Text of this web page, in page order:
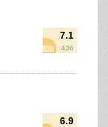
7.1
436
6.9